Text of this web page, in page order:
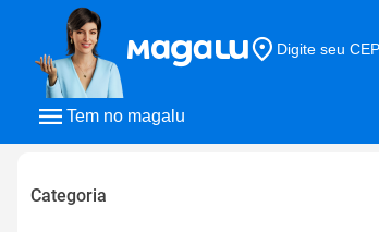
Tem no magalu
Digite seu CEP
Categoria